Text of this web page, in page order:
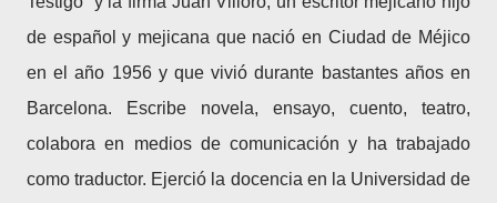
de español y mejicana que nació en Ciudad de Méjico
en el año 1956 y que vivió durante bastantes años en
Barcelona. Escribe novela, ensayo, cuento, teatro,
colabora en medios de comunicación y ha trabajado
como traductor. Ejerció la docencia en la Universidad de